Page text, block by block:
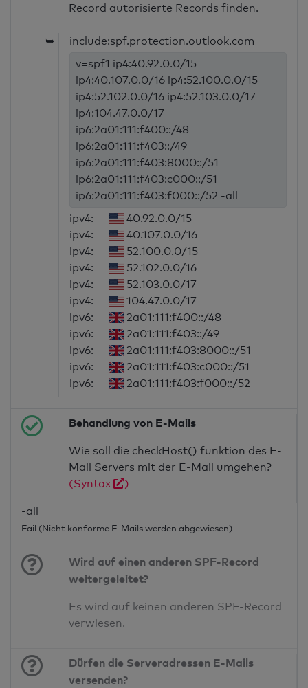
Record autorisierte Records finden.
➥
include:spf.protection.outlook.com
v=spf1 ip4:40.92.0.0/15
ip4:40.107.0.0/16 ip4:52.100.0.0/15
ip4:52.102.0.0/16 ip4:52.103.0.0/17
ip4:104.47.0.0/17
ip6:2a01:111:f400::/48
ip6:2a01:111:f403::/49
ip6:2a01:111:f403:8000::/51
ip6:2a01:111:f403:c000::/51
ip6:2a01:111:f403:f000::/52 -all
ipv4:
40.92.0.0/15
ipv4:
40.107.0.0/16
ipv4:
52.100.0.0/15
ipv4:
52.102.0.0/16
ipv4:
52.103.0.0/17
ipv4:
104.47.0.0/17
ipv6:
2a01:111:f400::/48
ipv6:
2a01:111:f403::/49
ipv6:
2a01:111:f403:8000::/51
ipv6:
2a01:111:f403:c000::/51
ipv6:
2a01:111:f403:f000::/52
Behandlung von E-Mails
Wie soll die checkHost() funktion des E-
Mail Servers mit der E-Mail umgehen?
(Syntax
)
-all
Fail (Nicht konforme E-Mails werden abgewiesen)
Wird auf einen anderen SPF-Record
weitergeleitet?
Es wird auf keinen anderen SPF-Record
verwiesen.
Dürfen die Serveradressen E-Mails
versenden?